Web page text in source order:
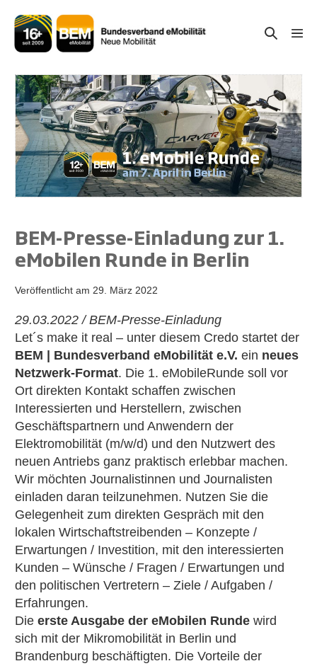
Inhalt
springen
Suche-
BEM-Presse-Einladung zur 1.
eMobilen Runde in Berlin
Veröffentlicht am 29. März 2022
29.03.2022 / BEM-Presse-Einladung
Let´s make it real – unter diesem Credo startet der
BEM | Bundesverband eMobilität e.V. ein neues
Netzwerk-Format. Die 1. eMobileRunde soll vor
Ort direkten Kontakt schaffen zwischen
Interessierten und Herstellern, zwischen
Geschäftspartnern und Anwendern der
Elektromobilität (m/w/d) und den Nutzwert des
neuen Antriebs ganz praktisch erlebbar machen.
Wir möchten Journalistinnen und Journalisten
einladen daran teilzunehmen. Nutzen Sie die
Gelegenheit zum direkten Gespräch mit den
lokalen Wirtschaftstreibenden – Konzepte /
Erwartungen / Investition, mit den interessierten
Kunden – Wünsche / Fragen / Erwartungen und
den politischen Vertretern – Ziele / Aufgaben /
Erfahrungen.
Die erste Ausgabe der eMobilen Runde wird
sich mit der Mikromobilität in Berlin und
Brandenburg beschäftigten. Die Vorteile der